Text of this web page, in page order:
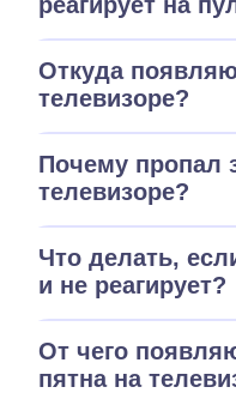
Откуда
телевизоре?
Почему пропал
телевизоре?
Что делать,
и не реагирует?
От чего
пятна на